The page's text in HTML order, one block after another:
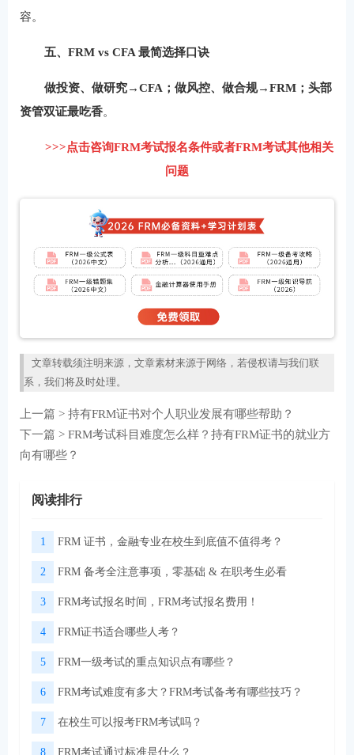
容。
五、FRM vs CFA 最简选择口诀
做投资、做研究→CFA；做风控、做合规→FRM；头部
资管双证最吃香。
>>>点击咨询FRM考试报名条件或者FRM考试其他相关
问题
文章转载须注明来源，文章素材来源于网络，若侵权请与我们联
系，我们将及时处理。
上一篇 > 持有FRM证书对个人职业发展有哪些帮助？
下一篇 > FRM考试科目难度怎么样？持有FRM证书的就业方
向有哪些？
阅读排行
1 FRM 证书，金融专业在校生到底值不值得考？
2 FRM 备考全注意事项，零基础 & 在职考生必看
3 FRM考试报名时间，FRM考试报名费用！
4 FRM证书适合哪些人考？
5 FRM一级考试的重点知识点有哪些？
6 FRM考试难度有多大？FRM考试备考有哪些技巧？
7 在校生可以报考FRM考试吗？
8 FRM考试通过标准是什么？